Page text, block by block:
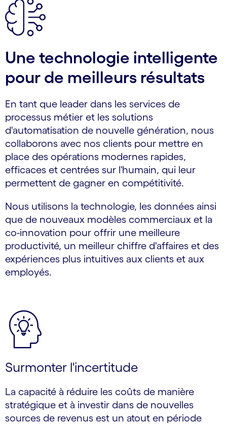
Une technologie intelligente
pour de meilleurs résultats
En tant que leader dans les services de
processus métier et les solutions
d'automatisation de nouvelle génération, nous
collaborons avec nos clients pour mettre en
place des opérations modernes rapides,
efficaces et centrées sur l'humain, qui leur
permettent de gagner en compétitivité.
Nous utilisons la technologie, les données ainsi
que de nouveaux modèles commerciaux et la
co-innovation pour offrir une meilleure
productivité, un meilleur chiffre d'affaires et des
expériences plus intuitives aux clients et aux
employés.
Surmonter l'incertitude
La capacité à réduire les coûts de manière
stratégique et à investir dans de nouvelles
sources de revenus est un atout en période